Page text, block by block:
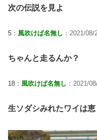
次の伝説を見よ
5： 風吹けば名無し ：2021/
ちゃんと走るんか？
18： 風吹けば名無し ：2021/
生ソダシみれたワイは